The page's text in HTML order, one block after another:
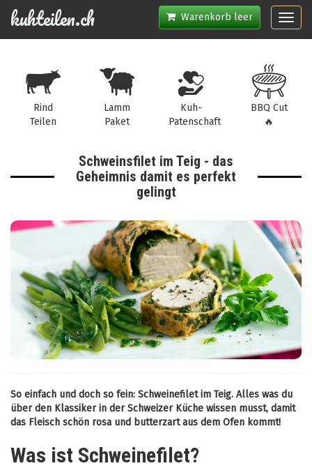
Warenkorb leer
kuhteilen.ch
Rind
Teilen
Lamm
Paket
Kuh-
Patenschaft
BBQ Cut
🔥
Schweinsfilet im Teig - das
Geheimnis damit es perfekt
gelingt
So einfach und doch so fein: Schweinefilet im Teig. Alles was du
über den Klassiker in der Schweizer Küche wissen musst, damit
das Fleisch schön rosa und butterzart aus dem Ofen kommt!
Was ist Schweinefilet?